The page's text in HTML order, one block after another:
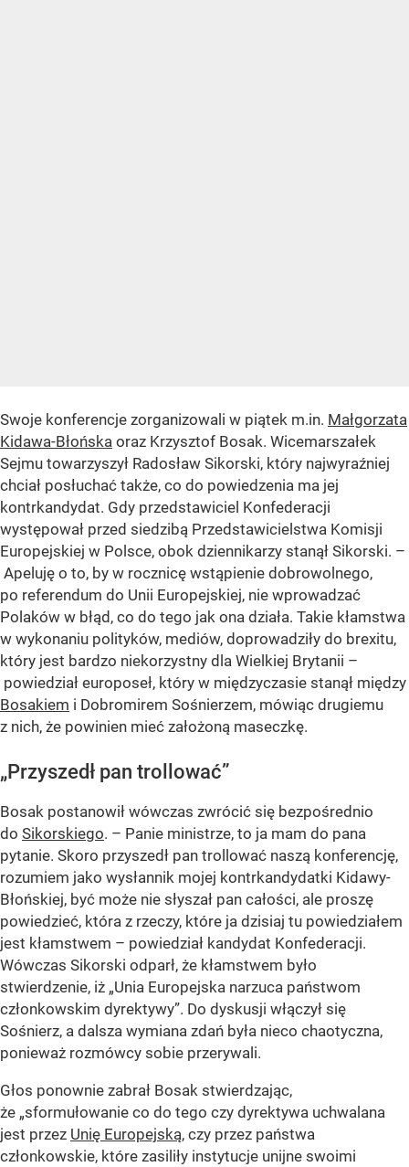
Swoje konferencje zorganizowali w piątek m.in. Małgorzata
Kidawa-Błońska oraz Krzysztof Bosak. Wicemarszałek
Sejmu towarzyszył Radosław Sikorski, który najwyraźniej
chciał posłuchać także, co do powiedzenia ma jej
kontrkandydat. Gdy przedstawiciel Konfederacji
występował przed siedzibą Przedstawicielstwa Komisji
Europejskiej w Polsce, obok dziennikarzy stanął Sikorski. –
Apeluję o to, by w rocznicę wstąpienie dobrowolnego,
po referendum do Unii Europejskiej, nie wprowadzać
Polaków w błąd, co do tego jak ona działa. Takie kłamstwa
w wykonaniu polityków, mediów, doprowadziły do brexitu,
który jest bardzo niekorzystny dla Wielkiej Brytanii –
powiedział europoseł, który w międzyczasie stanął między
Bosakiem i Dobromirem Sośnierzem, mówiąc drugiemu
z nich, że powinien mieć założoną maseczkę.
„Przyszedł pan trollować”
Bosak postanowił wówczas zwrócić się bezpośrednio
do Sikorskiego. – Panie ministrze, to ja mam do pana
pytanie. Skoro przyszedł pan trollować naszą konferencję,
rozumiem jako wysłannik mojej kontrkandydatki Kidawy-
Błońskiej, być może nie słyszał pan całości, ale proszę
powiedzieć, która z rzeczy, które ja dzisiaj tu powiedziałem
jest kłamstwem – powiedział kandydat Konfederacji.
Wówczas Sikorski odparł, że kłamstwem było
stwierdzenie, iż „Unia Europejska narzuca państwom
członkowskim dyrektywy”. Do dyskusji włączył się
Sośnierz, a dalsza wymiana zdań była nieco chaotyczna,
ponieważ rozmówcy sobie przerywali.
Głos ponownie zabrał Bosak stwierdzając,
że „sformułowanie co do tego czy dyrektywa uchwalana
jest przez Unię Europejską, czy przez państwa
członkowskie, które zasiliły instytucje unijne swoimi